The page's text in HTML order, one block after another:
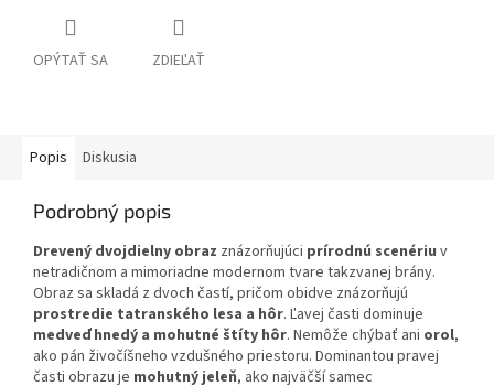
OPÝTAŤ SA ZDIEĽAŤ
Popis Diskusia
Podrobný popis
Drevený dvojdielny obraz znázorňujúci prírodnú scenériu v
netradičnom a mimoriadne modernom tvare takzvanej brány.
Obraz sa skladá z dvoch častí, pričom obidve znázorňujú
prostredie tatranského lesa a hôr. Ľavej časti dominuje
medveď hnedý a mohutné štíty hôr. Nemôže chýbať ani orol,
ako pán živočíšneho vzdušného priestoru. Dominantou pravej
časti obrazu je mohutný jeleň, ako najväčší samec